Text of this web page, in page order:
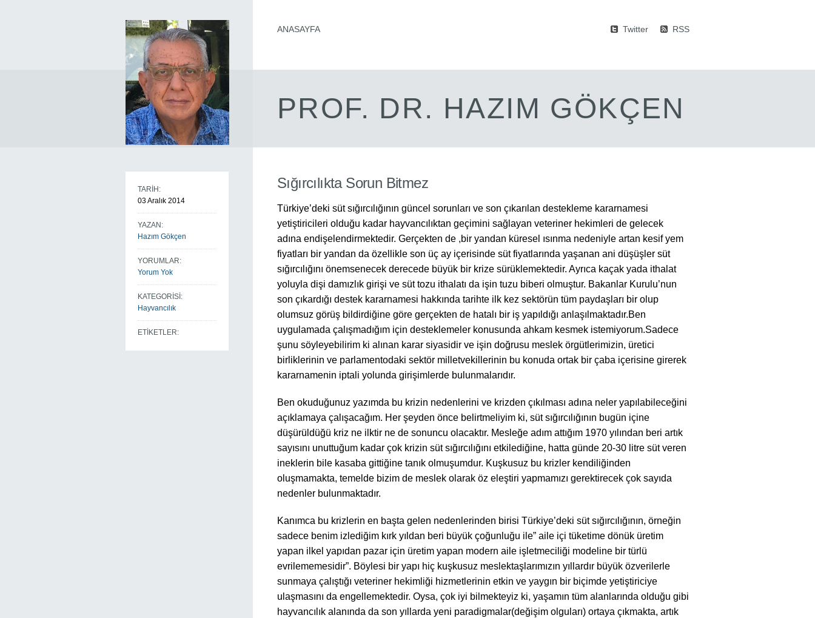
ANASAYFA Twitter RSS
PROF. DR. HAZIM GÖKÇEN
TARİH:
03 Aralık 2014
YAZAN:
Hazım Gökçen
YORUMLAR:
Yorum Yok
KATEGORİSİ:
Hayvancılık
ETİKETLER:
Sığırcılıkta Sorun Bitmez
Türkiye’deki süt sığırcılığının güncel sorunları ve son çıkarılan destekleme kararnamesi
yetiştiricileri olduğu kadar hayvancılıktan geçimini sağlayan veteriner hekimleri de gelecek
adına endişelendirmektedir. Gerçekten de ,bir yandan küresel ısınma nedeniyle artan kesif yem
fiyatları bir yandan da özellikle son üç ay içerisinde süt fiyatlarında yaşanan ani düşüşler süt
sığırcılığını önemsenecek derecede büyük bir krize sürüklemektedir. Ayrıca kaçak yada ithalat
yoluyla dişi damızlık girişi ve süt tozu ithalatı da işin tuzu biberi olmuştur. Bakanlar Kurulu’nun
son çıkardığı destek kararnamesi hakkında tarihte ilk kez sektörün tüm paydaşları bir olup
olumsuz görüş bildirdiğine göre gerçekten de hatalı bir iş yapıldığı anlaşılmaktadır.Ben
uygulamada çalışmadığım için desteklemeler konusunda ahkam kesmek istemiyorum.Sadece
şunu söyleyebilirim ki alınan karar siyasidir ve işin doğrusu meslek örgütlerimizin, üretici
birliklerinin ve parlamentodaki sektör milletvekillerinin bu konuda ortak bir çaba içerisine girerek
kararnamenin iptali yolunda girişimlerde bulunmalarıdır.
Ben okuduğunuz yazımda bu krizin nedenlerini ve krizden çıkılması adına neler yapılabileceğini
açıklamaya çalışacağım. Her şeyden önce belirtmeliyim ki, süt sığırcılığının bugün içine
düşürüldüğü kriz ne ilktir ne de sonuncu olacaktır. Mesleğe adım attığım 1970 yılından beri artık
sayısını unuttuğum kadar çok krizin süt sığırcılığını etkilediğine, hatta günde 20-30 litre süt veren
ineklerin bile kasaba gittiğine tanık olmuşumdur. Kuşkusuz bu krizler kendiliğinden
oluşmamakta, temelde bizim de meslek olarak öz eleştiri yapmamızı gerektirecek çok sayıda
nedenler bulunmaktadır.
Kanımca bu krizlerin en başta gelen nedenlerinden birisi Türkiye’deki süt sığırcılığının, örneğin
sadece benim izlediğim kırk yıldan beri büyük çoğunluğu ile” aile içi tüketime dönük üretim
yapan ilkel yapıdan pazar için üretim yapan modern aile işletmeciliği modeline bir türlü
evrilememesidir”. Böylesi bir yapı hiç kuşkusuz meslektaşlarımızın yıllardır büyük özverilerle
sunmaya çalıştığı veteriner hekimliği hizmetlerinin etkin ve yaygın bir biçimde yetiştiriciye
ulaşmasını da engellemektedir. Oysa, çok iyi bilmekteyiz ki, yaşamın tüm alanlarında olduğu gibi
hayvancılık alanında da son yıllarda yeni paradigmalar(değişim olguları) ortaya çıkmakta, artık